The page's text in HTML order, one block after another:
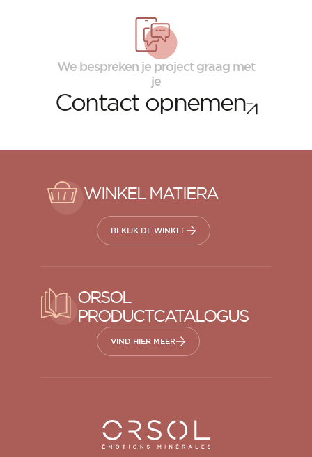
We bespreken je project graag met
je
Contact opnemen
WINKEL MATIERA
BEKIJK DE WINKEL
ORSOL
PRODUCTCATALOGUS
VIND HIER MEER
Orsol S.A.